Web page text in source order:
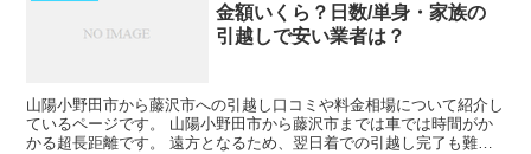
金額いくら？日数/単身・家族の
引越しで安い業者は？
山陽小野田市から藤沢市への引越し口コミや料金相場について紹介し
ているページです。 山陽小野田市から藤沢市までは車では時間がか
かる超長距離です。 遠方となるため、翌日着での引越し完了も難し